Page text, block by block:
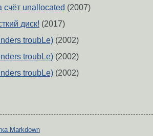
счёт unallocated (2007)
диск! (2017)
troubLe) (2002)
troubLe) (2002)
troubLe) (2002)
Markdown